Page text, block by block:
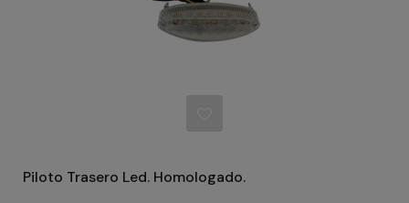
Piloto Trasero Led. Homologado.